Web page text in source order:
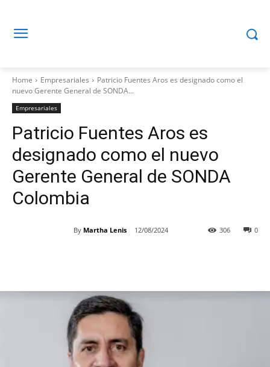
Home Empresariales
Patricio Fuentes Aros es designado como el
nuevo Gerente General de SONDA...
Empresariales
Patricio Fuentes Aros es
designado como el nuevo
Gerente General de SONDA
Colombia
By Martha Lenis 12/08/2024 0
306